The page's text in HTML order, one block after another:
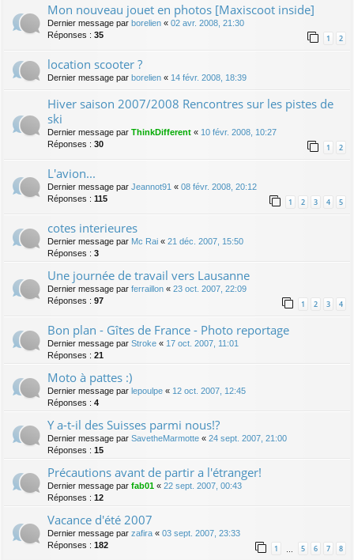
Mon nouveau jouet en photos [Maxiscoot inside]
Dernier message par borelien « 02 avr. 2008, 21:30
Réponses : 35 1 2
location scooter ?
Dernier message par borelien « 14 févr. 2008, 18:39
Hiver saison 2007/2008 Rencontres sur les pistes de
ski
Dernier message par ThinkDifferent « 10 févr. 2008, 10:27
Réponses : 30 1 2
L'avion...
Dernier message par Jeannot91 « 08 févr. 2008, 20:12
Réponses : 115 1 2 3 4 5
cotes interieures
Dernier message par Mc Rai « 21 déc. 2007, 15:50
Réponses : 3
Une journée de travail vers Lausanne
Dernier message par ferraillon « 23 oct. 2007, 22:09
Réponses : 97 1 2 3 4
Bon plan - Gîtes de France - Photo reportage
Dernier message par Stroke « 17 oct. 2007, 11:01
Réponses : 21
Moto à pattes :)
Dernier message par lepoulpe « 12 oct. 2007, 12:45
Réponses : 4
Y a-t-il des Suisses parmi nous!?
Dernier message par SavetheMarmotte « 24 sept. 2007, 21:00
Réponses : 15
Précautions avant de partir a l'étranger!
Dernier message par fab01 « 22 sept. 2007, 00:43
Réponses : 12
Vacance d'été 2007
Dernier message par zafira « 03 sept. 2007, 23:33
Réponses : 182 1 … 5 6 7 8